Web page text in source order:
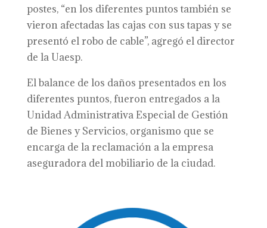
postes, “en los diferentes puntos también se
vieron afectadas las cajas con sus tapas y se
presentó el robo de cable”, agregó el director
de la Uaesp.
El balance de los daños presentados en los
diferentes puntos, fueron entregados a la
Unidad Administrativa Especial de Gestión
de Bienes y Servicios, organismo que se
encarga de la reclamación a la empresa
aseguradora del mobiliario de la ciudad.